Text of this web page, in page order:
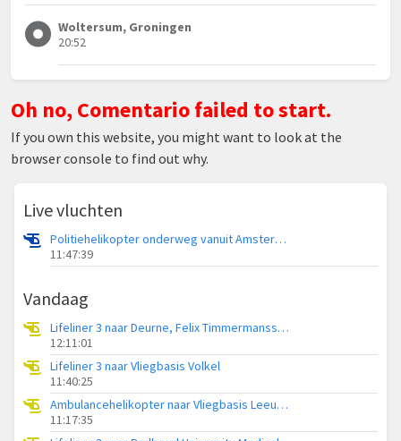
Woltersum, Groningen
20:52
Oh no, Comentario failed to start.
If you own this website, you might want to look at the
browser console to find out why.
Live vluchten
Politiehelikopter onderweg vanuit Amsterdam Vliegveld Schiphol
11:47:39
Vandaag
Lifeliner 3 naar Deurne, Felix Timmermansstraat
12:11:01
Lifeliner 3 naar Vliegbasis Volkel
11:40:25
Ambulancehelikopter naar Vliegbasis Leeuwarden
11:17:35